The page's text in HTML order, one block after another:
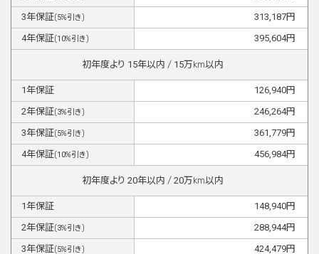
3年保証(5%引き) 313,187円
4年保証(10%引き) 395,604円
初年度より 15年以内 / 15万km以内
1年保証 126,940円
2年保証(3%引き) 246,264円
3年保証(5%引き) 361,779円
4年保証(10%引き) 456,984円
初年度より 20年以内 / 20万km以内
1年保証 148,940円
2年保証(3%引き) 288,944円
3年保証(5%引き) 424,479円